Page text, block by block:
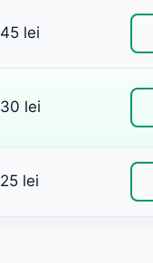
45 lei
30 lei
25 lei